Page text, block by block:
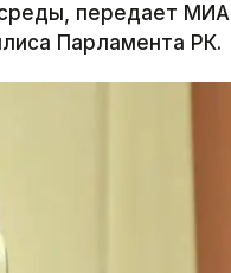
передает МИА
Парламента РК.